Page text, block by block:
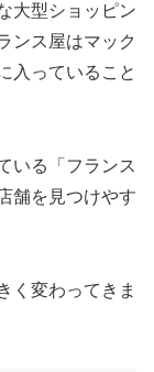
大型ショッピン
ンス屋はマック
入っていること
いる「フランス
舗を見つけやす
く変わってきま